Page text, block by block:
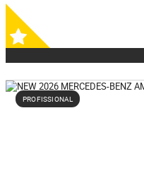
PROFISSIONAL